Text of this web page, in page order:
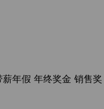
薪年假 年终奖金 销售奖